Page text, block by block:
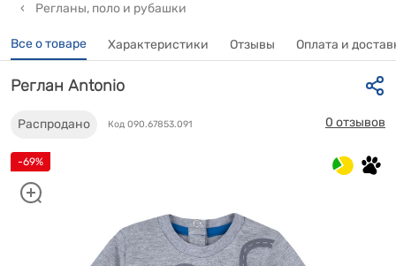
Регланы, поло и рубашки
Все о товаре Характеристики Отзывы Оплата и
-69%
Реглан Antonio
Распродано Код 090.67853.091 0 отзывов